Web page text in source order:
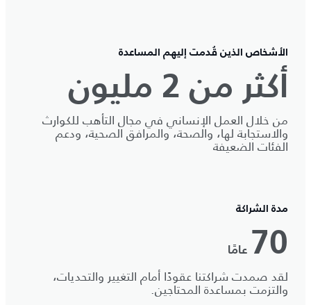
الأشخاص الذين قُدمت إليهم المساعدة
أكثر من 2 مليون
من خلال العمل الإنساني في مجال التأهب للكوارث
والاستجابة لها، والصحة، والمرافق الصحية، ودعم
الفئات الضعيفة
مدة الشراكة
70 عامًا
لقد صمدت شراكتنا عقودًا أمام التغيير والتحديات،
والتزمت بمساعدة المحتاجين.